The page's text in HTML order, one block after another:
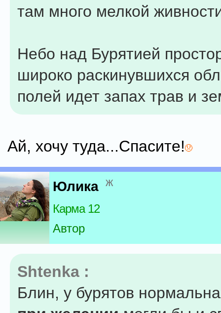
там много мелкой
Небо над Бурятией
широко раскинувшихся
полей идет запах трав и
Ай, хочу туда...Спасите!
Юлика ж
Карма 12
Автор
Shtenka :
Блин, у бурятов